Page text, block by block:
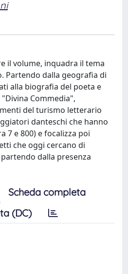
il volume, inquadra il tema
Partendo dalla geografia di
alla biografia del poeta e
Commedia",
del turismo letterario
danteschi che hanno
7 e 800) e focalizza poi
che oggi cercano di
dalla presenza
Scheda completa
(DC)